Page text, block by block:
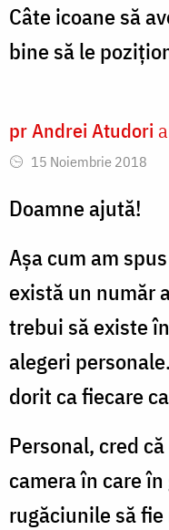
Câte icoane să
bine să le
pr Andrei Atudori
15 Noiembrie 2018
Doamne ajută!
Așa cum am
există un număr
trebui să existe
alegeri
dorit ca fiecare
Personal, cred
camera în care
rugăciunile să